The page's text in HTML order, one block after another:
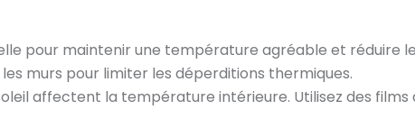
pour maintenir une température agréable et réduire
murs pour limiter les déperditions thermiques.
affectent la température intérieure. Utilisez des